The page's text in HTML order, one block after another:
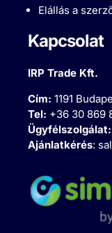
Elállás a
Kapcsolat
IRP Trade Kft.
Cím:1191
Tel: +36 30 869
Ügyfélszolgálat:
Ajánlatkérés: